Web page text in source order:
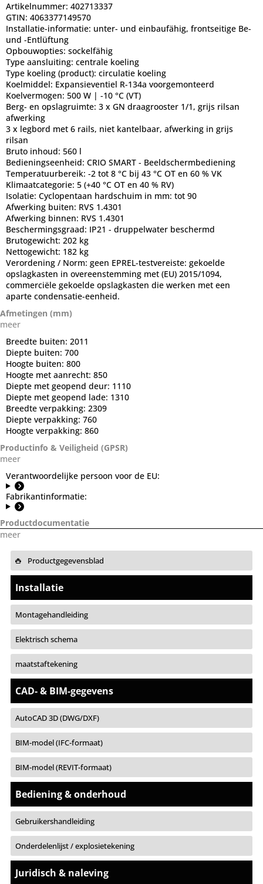
Artikelnummer: 402713337
GTIN: 4063377149570
Installatie-informatie: unter- und einbaufähig, frontseitige Be-
und -Entlüftung
Opbouwopties: sockelfähig
Type aansluiting: centrale koeling
Type koeling (product): circulatie koeling
Koelmiddel: Expansieventiel R-134a voorgemonteerd
Koelvermogen: 500 W | -10 °C (VT)
Berg- en opslagruimte: 3 x GN draagrooster 1/1, grijs rilsan
afwerking
3 x legbord met 6 rails, niet kantelbaar, afwerking in grijs
rilsan
Bruto inhoud: 560 l
Bedieningseenheid: CRIO SMART - Beeldschermbediening
Temperatuurbereik: -2 tot 8 °C bij 43 °C OT en 60 % VK
Klimaatcategorie: 5 (+40 °C OT en 40 % RV)
Isolatie: Cyclopentaan hardschuim in mm: tot 90
Afwerking buiten: RVS 1.4301
Afwerking binnen: RVS 1.4301
Beschermingsgraad: IP21 - druppelwater beschermd
Brutogewicht: 202 kg
Nettogewicht: 182 kg
Verordening / Norm: geen EPREL-testvereiste: gekoelde
opslagkasten in overeenstemming met (EU) 2015/1094,
commerciële gekoelde opslagkasten die werken met een
aparte condensatie-eenheid.
Afmetingen (mm)
meer
Breedte buiten: 2011
Diepte buiten: 700
Hoogte buiten: 800
Hoogte met aanrecht: 850
Diepte met geopend deur: 1110
Diepte met geopend lade: 1310
Breedte verpakking: 2309
Diepte verpakking: 760
Hoogte verpakking: 860
Productinfo & Veiligheid (GPSR)
meer
Verantwoordelijke persoon voor de EU:
Fabrikantinformatie:
Productdocumentatie
meer
Productgegevensblad
Installatie
Montagehandleiding
Elektrisch schema
maatstaftekening
CAD- & BIM-gegevens
AutoCAD 3D (DWG/DXF)
BIM-model (IFC-formaat)
BIM-model (REVIT-formaat)
Bediening & onderhoud
Gebruikershandleiding
Onderdelenlijst / explosietekening
Juridisch & naleving